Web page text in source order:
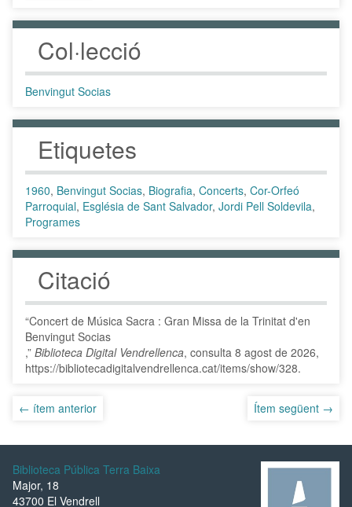
Col·lecció
Benvingut Socias
Etiquetes
1960, Benvingut Socias, Biografia, Concerts, Cor-Orfeó
Parroquial, Església de Sant Salvador, Jordi Pell Soldevila,
Programes
Citació
“Concert de Música Sacra : Gran Missa de la Trinitat d'en
Benvingut Socias
,” Biblioteca Digital Vendrellenca, consulta 8 agost de 2026,
https://bibliotecadigitalvendrellenca.cat/items/show/328.
← ítem anterior Ítem següent →
Biblioteca Pública Terra Baixa
Major, 18
43700 El Vendrell